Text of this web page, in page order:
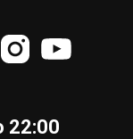
22:00